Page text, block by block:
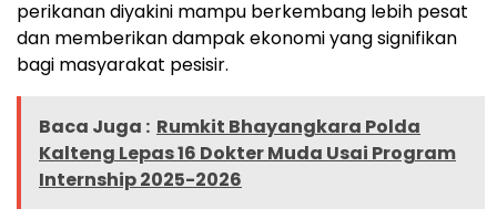
perikanan diyakini mampu berkembang lebih pesat
dan memberikan dampak ekonomi yang signifikan
bagi masyarakat pesisir.
Baca Juga : Rumkit Bhayangkara Polda
Kalteng Lepas 16 Dokter Muda Usai Program
Internship 2025-2026